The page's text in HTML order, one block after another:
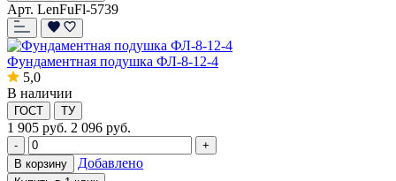
Арт. LenFuFl-5739
Фундаментная подушка ФЛ-8-12-4
5,0
В наличии
ГОСТ ТУ
1 905 руб. 2 096 руб.
-
+
В корзину
Добавлено